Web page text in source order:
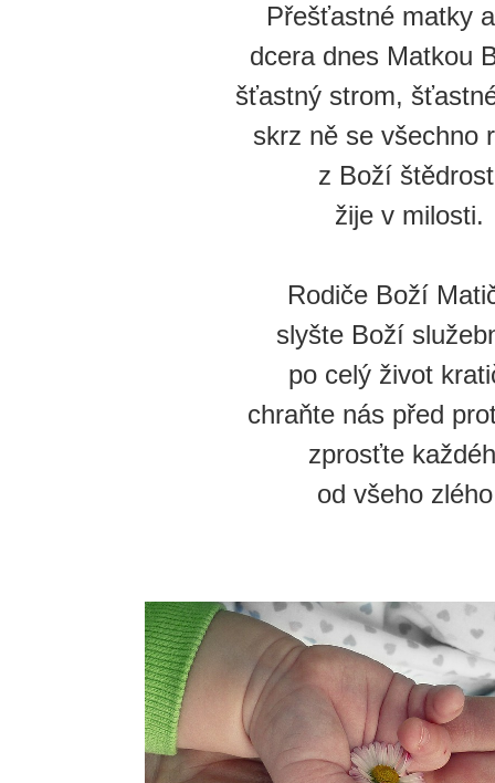
Přešťastné matky
dcera dnes Matkou
šťastný strom,
skrz ně se všechno
z Boží
žije v milosti.
Rodiče Boží
slyšte Boží
po celý život
chraňte nás před
zprosťte
od všeho